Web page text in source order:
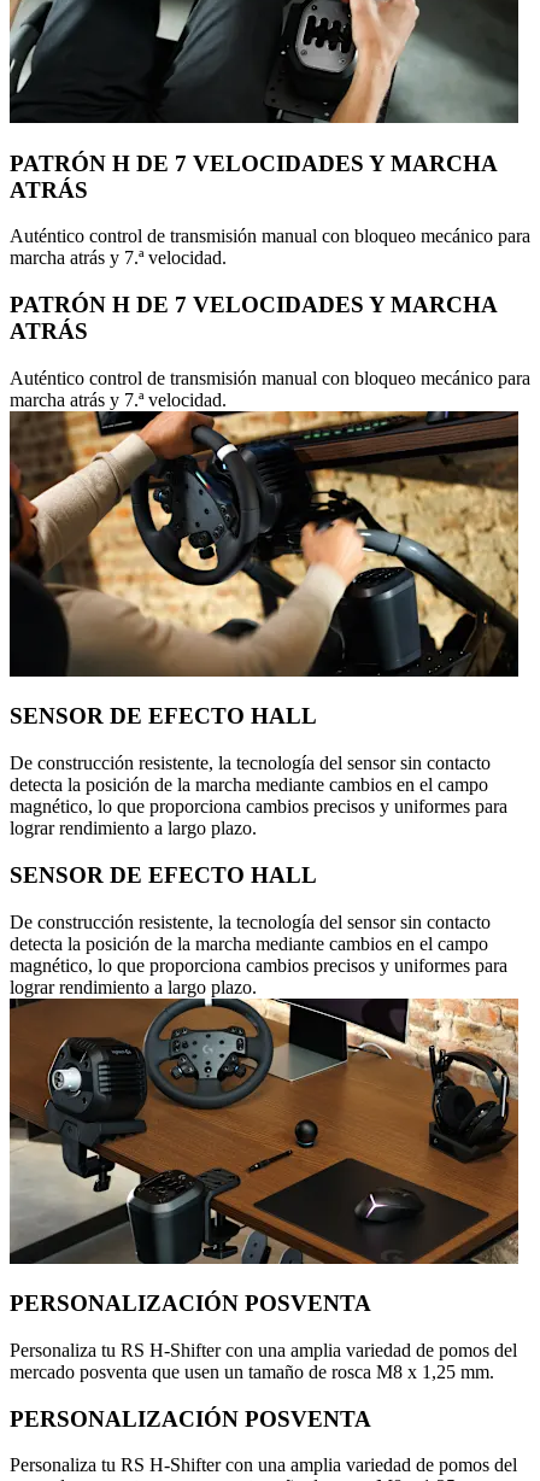
PATRÓN H DE 7 VELOCIDADES Y MARCHA
ATRÁS
Auténtico control de transmisión manual con bloqueo mecánico para
marcha atrás y 7.ª velocidad.
PATRÓN H DE 7 VELOCIDADES Y MARCHA
ATRÁS
Auténtico control de transmisión manual con bloqueo mecánico para
marcha atrás y 7.ª velocidad.
SENSOR DE EFECTO HALL
De construcción resistente, la tecnología del sensor sin contacto
detecta la posición de la marcha mediante cambios en el campo
magnético, lo que proporciona cambios precisos y uniformes para
lograr rendimiento a largo plazo.
SENSOR DE EFECTO HALL
De construcción resistente, la tecnología del sensor sin contacto
detecta la posición de la marcha mediante cambios en el campo
magnético, lo que proporciona cambios precisos y uniformes para
lograr rendimiento a largo plazo.
PERSONALIZACIÓN POSVENTA
Personaliza tu RS H-Shifter con una amplia variedad de pomos del
mercado posventa que usen un tamaño de rosca M8 x 1,25 mm.
PERSONALIZACIÓN POSVENTA
Personaliza tu RS H-Shifter con una amplia variedad de pomos del